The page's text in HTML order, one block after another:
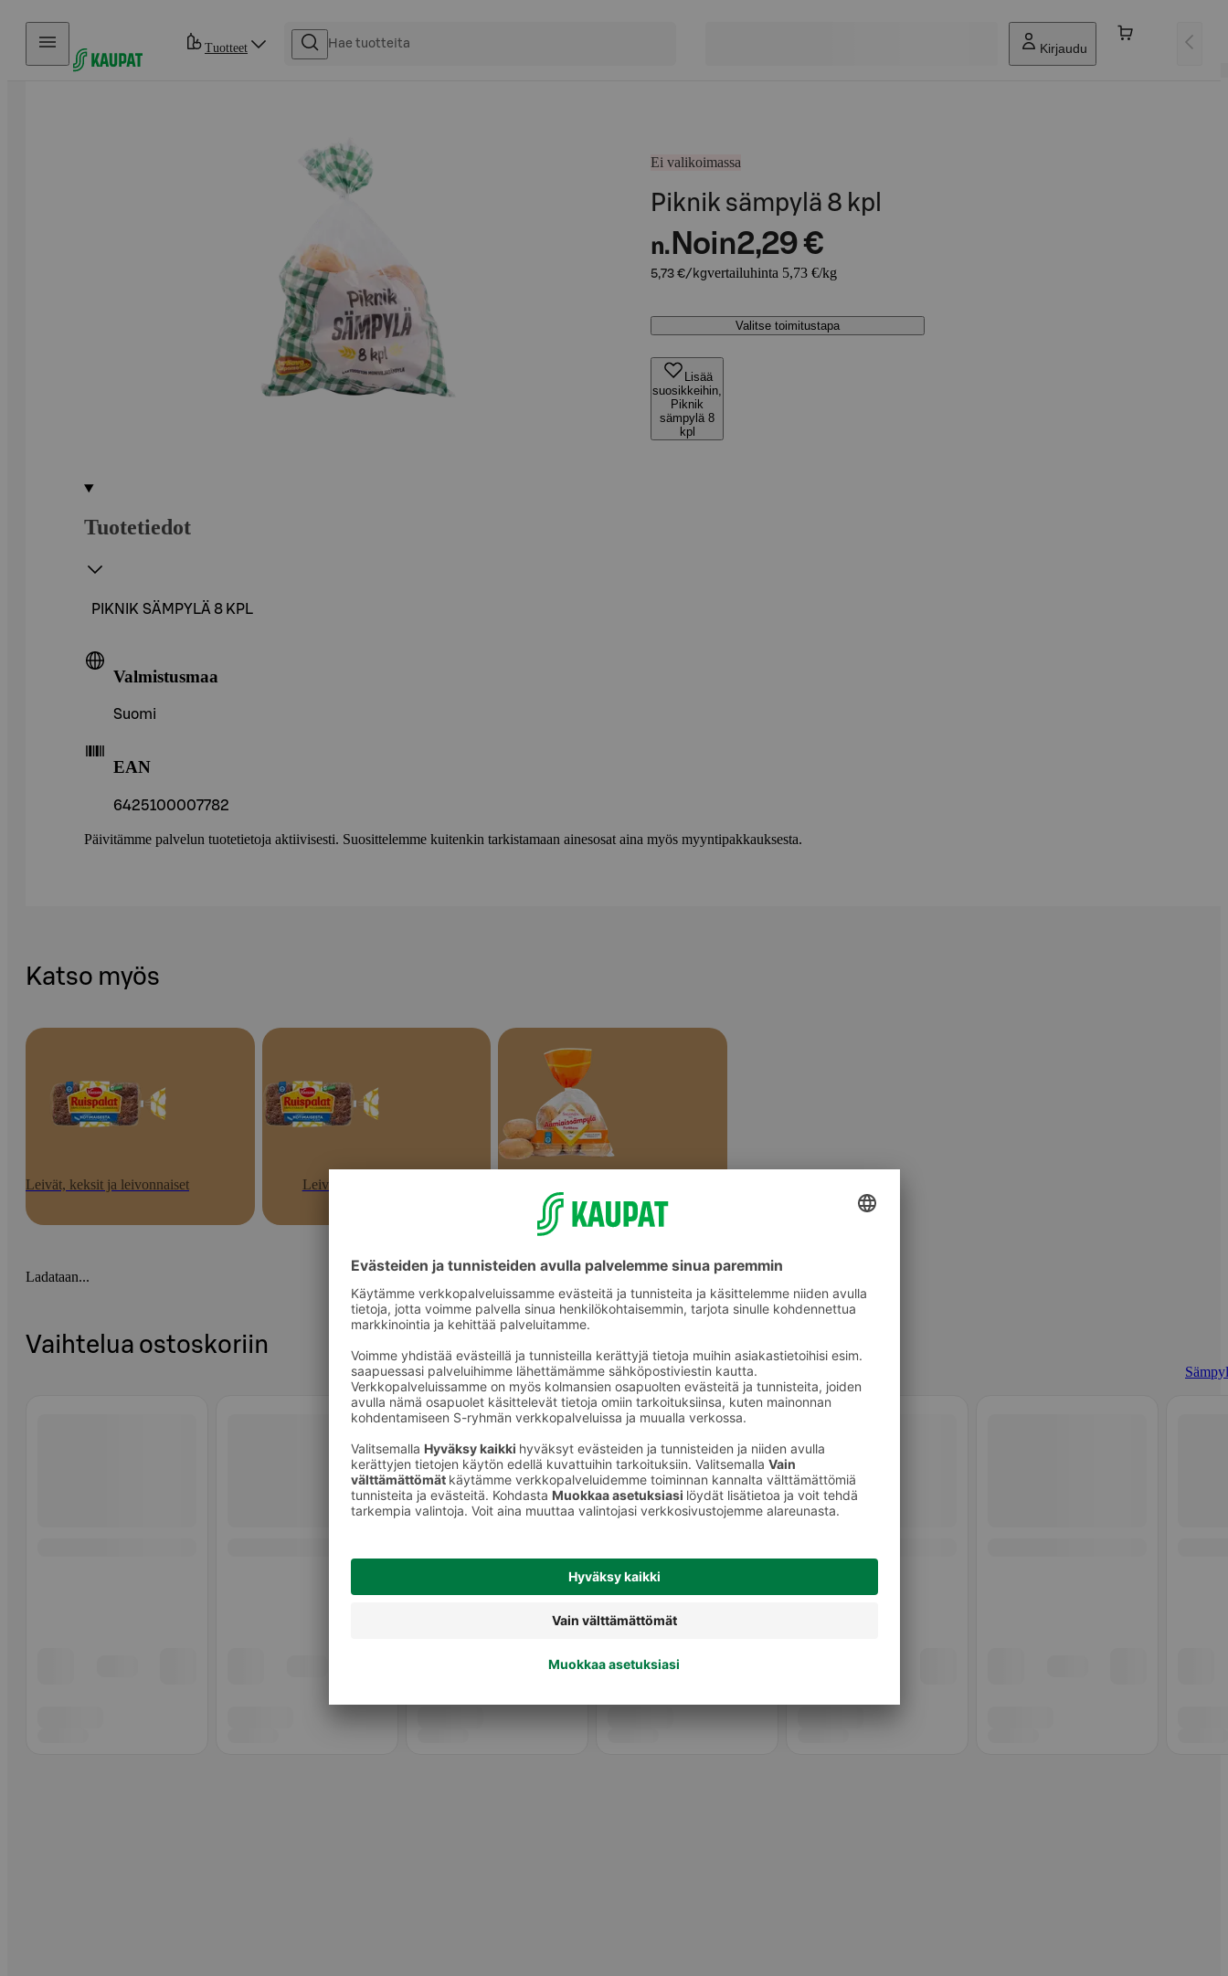
Hyppää sisältöön
Tuotteet Kirjaudu
Ei valikoimassa
Piknik sämpylä 8 kpl
n. Noin2,29 €
5,73 €/kgvertailuhinta 5,73 €/kg
Valitse toimitustapa
Lisää
suosikkeihin,
Piknik
sämpylä 8
kpl
Tuotetiedot
PIKNIK SÄMPYLÄ 8 KPL
Valmistusmaa
Suomi
EAN
6425100007782
Päivitämme palvelun tuotetietoja aktiivisesti. Suosittelemme kuitenkin tarkistamaan ainesosat aina myös myyntipakkauksesta.
Katso myös
Leivät, keksit ja leivonnaiset Leivät
Ladataan...
Vaihtelua ostoskoriin